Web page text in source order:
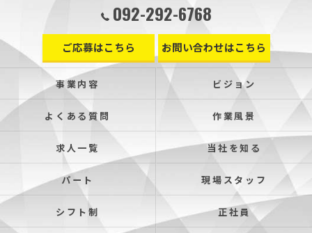
092-292-6768
ご応募はこちら お問い合わせはこちら
事業内容 ビジョン
よくある質問 作業風景
求人一覧 当社を知る
パート 現場スタッフ
シフト制 正社員